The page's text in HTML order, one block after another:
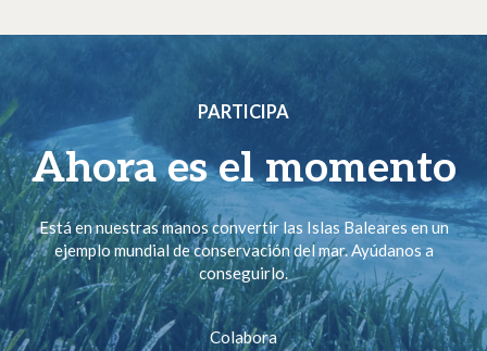
PARTICIPA
Ahora es el momento
Está en nuestras manos convertir las Islas Baleares en un
ejemplo mundial de conservación del mar. Ayúdanos a
conseguirlo.
Colabora